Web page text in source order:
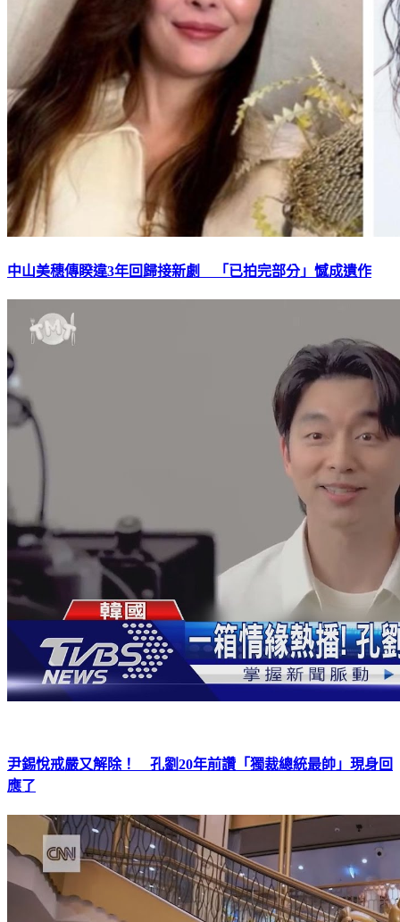
中山美穗傳睽違3年回歸接新劇 「已拍完部分」憾成遺作
尹錫悅戒嚴又解除！ 孔劉20年前讚「獨裁總統最帥」現身回
應了